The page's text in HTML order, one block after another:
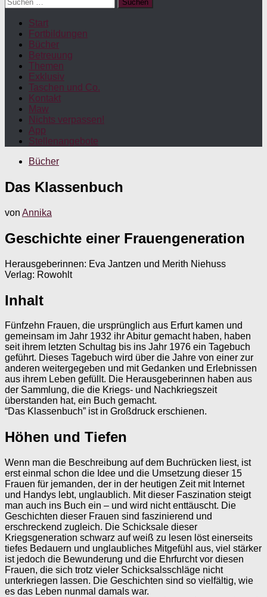
nach:
Start
Fortbildungen
Bücher
Betreuung
Themen
Exklusiv
Taschen und Co.
Kontakt
Maw
Nichts verpassen!
App
Stellenangebote
Bücher
Das Klassenbuch
von Annika
Geschichte einer Frauengeneration
Herausgeberinnen: Eva Jantzen und Merith Niehuss
Verlag: Rowohlt
Inhalt
Fünfzehn Frauen, die ursprünglich aus Erfurt kamen und
gemeinsam im Jahr 1932 ihr Abitur gemacht haben, haben
seit ihrem letzten Schultag bis ins Jahr 1976 ein Tagebuch
geführt. Dieses Tagebuch wird über die Jahre von einer zur
anderen weitergegeben und mit Gedanken und Erlebnissen
aus ihrem Leben gefüllt. Die Herausgeberinnen haben aus
der Sammlung, die die Kriegs- und Nachkriegszeit
überstanden hat, ein Buch gemacht.
“Das Klassenbuch” ist in Großdruck erschienen.
Höhen und Tiefen
Wenn man die Beschreibung auf dem Buchrücken liest, ist
erst einmal schon die Idee und die Umsetzung dieser 15
Frauen für jemanden, der in der heutigen Zeit mit Internet
und Handys lebt, unglaublich. Mit dieser Faszination steigt
man auch ins Buch ein – und wird nicht enttäuscht. Die
Geschichten dieser Frauen sind faszinierend und
erschreckend zugleich. Die Schicksale dieser
Kriegsgeneration schwarz auf weiß zu lesen löst einerseits
tiefes Bedauern und unglaubliches Mitgefühl aus, viel stärker
ist jedoch die Bewunderung und die Ehrfurcht vor diesen
Frauen, die sich trotz vieler Schicksalsschläge nicht
unterkriegen lassen. Die Geschichten sind so vielfältig, wie
es das Leben nunmal damals war.